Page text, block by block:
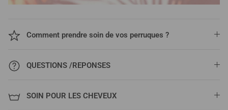
Comment prendre soin de vos perruques ?
QUESTIONS /REPONSES
SOIN POUR LES CHEVEUX